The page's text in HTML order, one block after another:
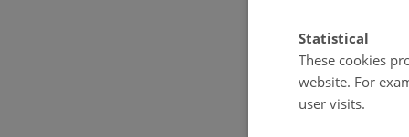
I
Statistical
These cookies
website. For
user visits.